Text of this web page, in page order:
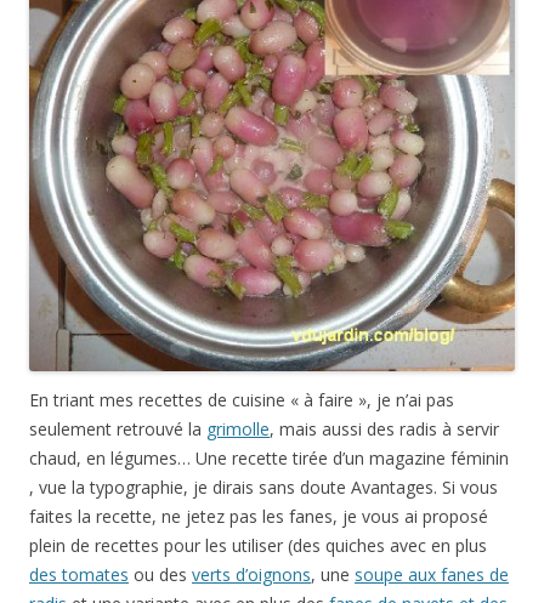
En triant mes recettes de cuisine « à faire », je n’ai pas
seulement retrouvé la grimolle, mais aussi des radis à servir
chaud, en légumes… Une recette tirée d’un magazine féminin
, vue la typographie, je dirais sans doute Avantages. Si vous
faites la recette, ne jetez pas les fanes, je vous ai proposé
plein de recettes pour les utiliser (des quiches avec en plus
des tomates ou des verts d’oignons, une soupe aux fanes de